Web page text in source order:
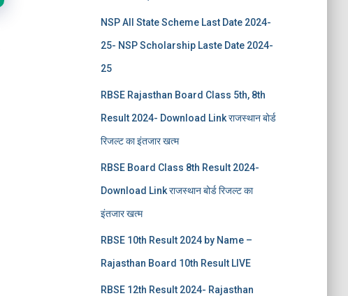
NSP All State Scheme Last Date 2024-
25- NSP Scholarship Laste Date 2024-
25
RBSE Rajasthan Board Class 5th, 8th
Result 2024- Download Link राजस्थान बोर्ड
रिजल्‍ट का इंतजार खत्‍म
RBSE Board Class 8th Result 2024-
Download Link राजस्थान बोर्ड रिजल्‍ट का
इंतजार खत्‍म
RBSE 10th Result 2024 by Name –
Rajasthan Board 10th Result LIVE
RBSE 12th Result 2024- Rajasthan